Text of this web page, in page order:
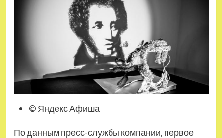
© Яндекс Афиша
По данным пресс-службы компании, первое